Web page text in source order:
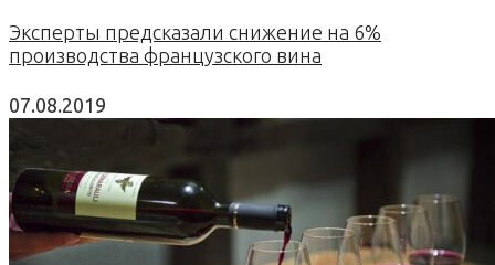
Эксперты предсказали снижение на 6%
производства французского вина
07.08.2019